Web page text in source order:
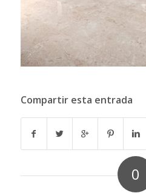
Compartir esta entrada
0